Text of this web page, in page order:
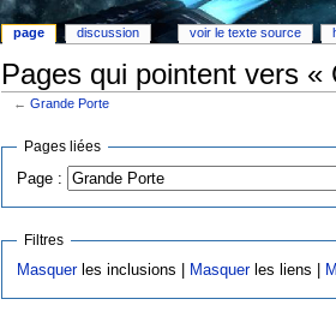
Pages qui pointent vers «
←Grande Porte
Pages liées
Page :
Filtres
Masquerles inclusions | Masquerles liens |
page discussion voir le texte source